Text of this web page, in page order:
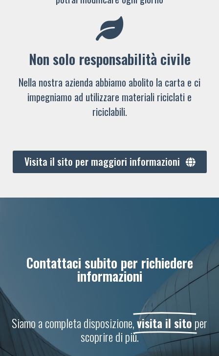
Non solo responsabilità civile
Nella nostra azienda abbiamo abolito la carta e ci
impegniamo ad utilizzare materiali riciclati e
riciclabili.
Visita il sito per maggiori informazioni
Contattaci subito per richiedere
informazioni
Siamo a completa disposizione,visita il sitoper
scoprire di più.